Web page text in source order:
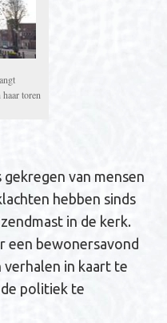
toren
van mensen
hebben sinds
in de kerk.
een bewonersavond
verhalen in kaart te
politiek te